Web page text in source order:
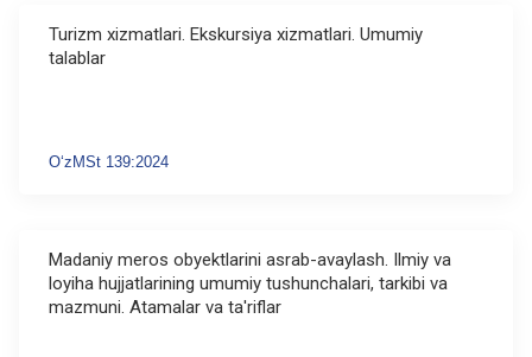
Turizm xizmatlari. Ekskursiya xizmatlari. Umumiy
talablar
O‘zMSt 139:2024
Madaniy meros obyektlarini asrab-avaylash. Ilmiy va
loyiha hujjatlarining umumiy tushunchalari, tarkibi va
mazmuni. Atamalar va ta'riflar